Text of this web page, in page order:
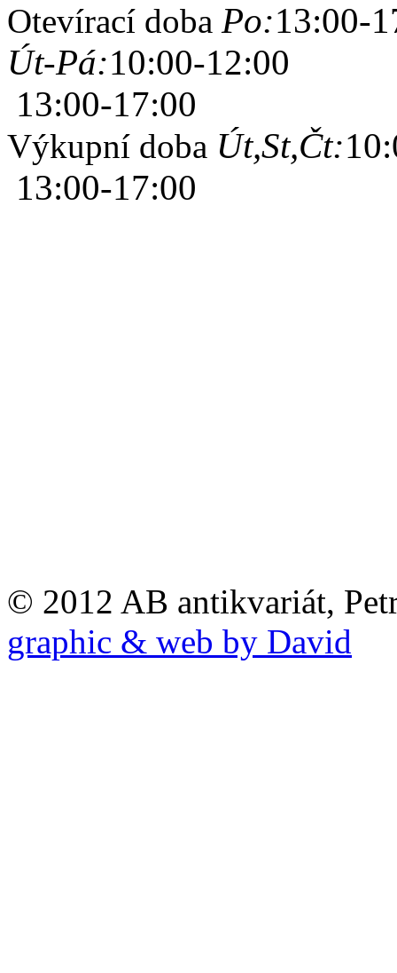
Otevírací doba Po:13:00-
Út-Pá:10:00-12:00
13:00-17:00
Výkupní doba Út,St,Čt:
13:00-17:00
© 2012 AB antikvariát,
graphic & web by David